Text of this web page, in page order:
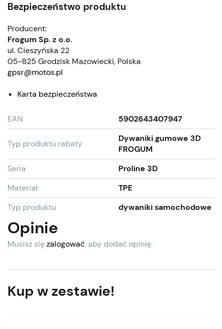
Bezpieczeństwo produktu
Producent:
Frogum Sp. z o.o.
ul. Cieszyńska 22
05-825 Grodzisk Mazowiecki, Polska
gpsr@motos.pl
Karta bezpieczeństwa
EAN 5902643407947
Typ produktu rabaty
Dywaniki gumowe 3D
FROGUM
Seria
Proline 3D
Materiał
TPE
Typ produktu
dywaniki samochodowe
Opinie
Musisz sięzalogować, aby dodać opinię.
Kup w zestawie!